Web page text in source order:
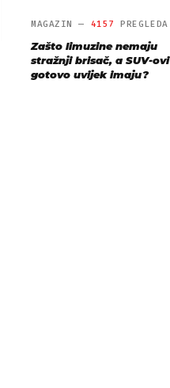
MAGAZIN — 4157 PREGLEDA
Zašto limuzine nemaju
stražnji brisač, a SUV-ovi
gotovo uvijek imaju?